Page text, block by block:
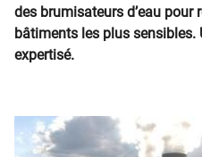
des brumisateurs d’eau pour
bâtiments les plus sensibles.
expertisé.